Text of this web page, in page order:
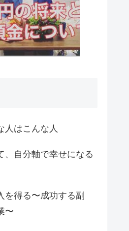
人はこんな人
、自分軸で幸せになる
を得る〜成功する副
〜